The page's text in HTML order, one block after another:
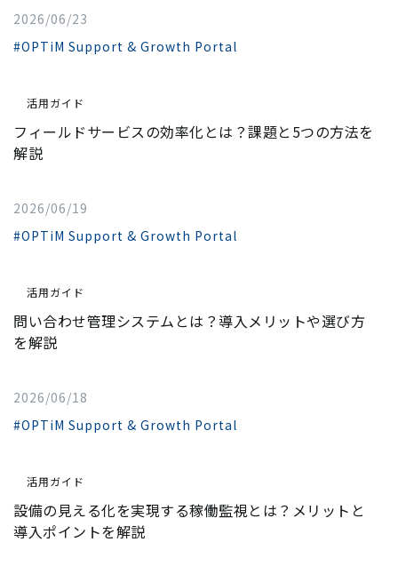
2026/06/23
#OPTiM Support & Growth Portal
活用ガイド
フィールドサービスの効率化とは？課題と5つの方法を
解説
2026/06/19
#OPTiM Support & Growth Portal
活用ガイド
問い合わせ管理システムとは？導入メリットや選び方
を解説
2026/06/18
#OPTiM Support & Growth Portal
活用ガイド
設備の見える化を実現する稼働監視とは？メリットと
導入ポイントを解説